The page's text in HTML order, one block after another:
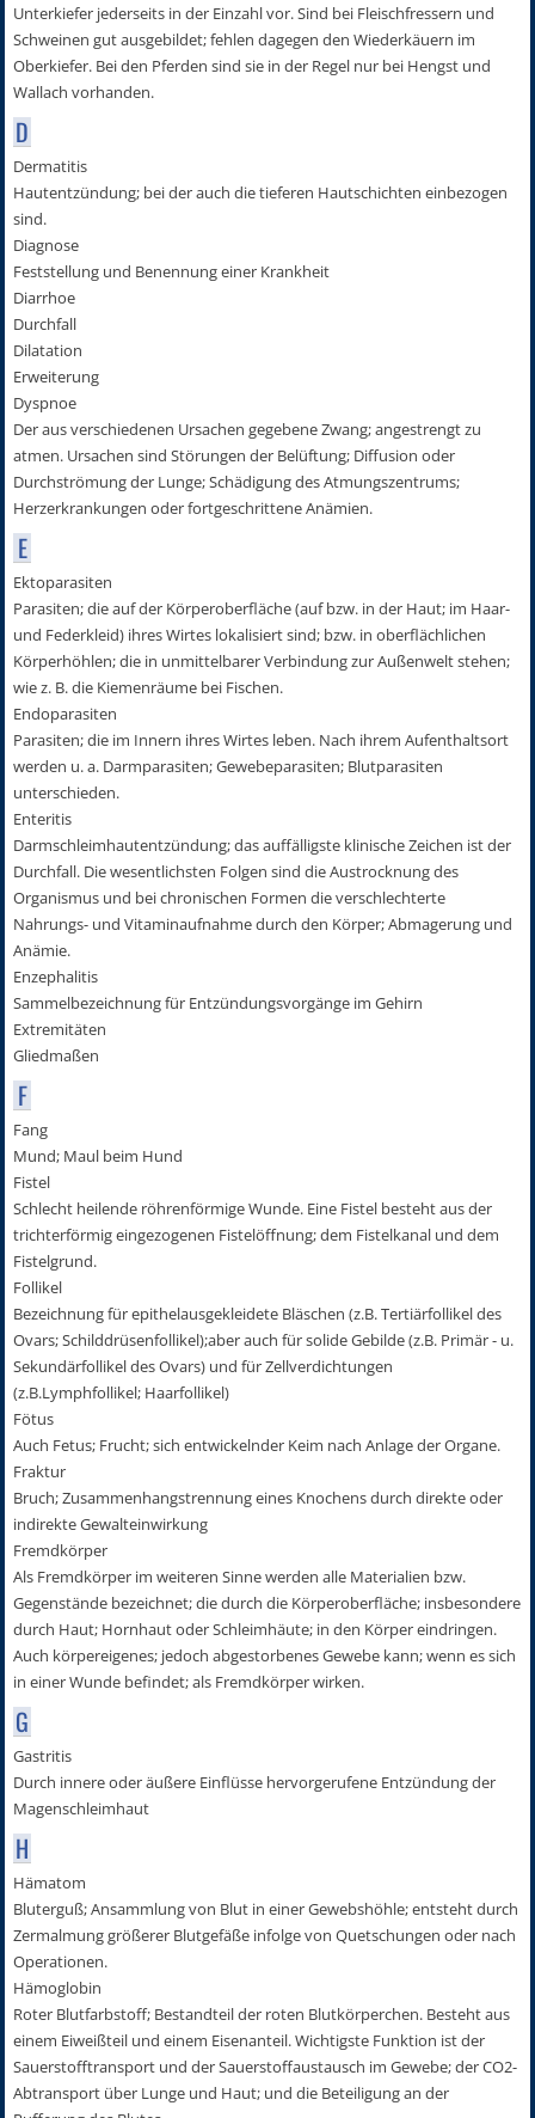
Unterkiefer jederseits in der Einzahl vor. Sind bei Fleischfressern und
Schweinen gut ausgebildet; fehlen dagegen den Wiederkäuern im
Oberkiefer. Bei den Pferden sind sie in der Regel nur bei Hengst und
Wallach vorhanden.
D
Dermatitis
Hautentzündung; bei der auch die tieferen Hautschichten einbezogen
sind.
Diagnose
Feststellung und Benennung einer Krankheit
Diarrhoe
Durchfall
Dilatation
Erweiterung
Dyspnoe
Der aus verschiedenen Ursachen gegebene Zwang; angestrengt zu
atmen. Ursachen sind Störungen der Belüftung; Diffusion oder
Durchströmung der Lunge; Schädigung des Atmungszentrums;
Herzerkrankungen oder fortgeschrittene Anämien.
E
Ektoparasiten
Parasiten; die auf der Körperoberfläche (auf bzw. in der Haut; im Haar-
und Federkleid) ihres Wirtes lokalisiert sind; bzw. in oberflächlichen
Körperhöhlen; die in unmittelbarer Verbindung zur Außenwelt stehen;
wie z. B. die Kiemenräume bei Fischen.
Endoparasiten
Parasiten; die im Innern ihres Wirtes leben. Nach ihrem Aufenthaltsort
werden u. a. Darmparasiten; Gewebeparasiten; Blutparasiten
unterschieden.
Enteritis
Darmschleimhautentzündung; das auffälligste klinische Zeichen ist der
Durchfall. Die wesentlichsten Folgen sind die Austrocknung des
Organismus und bei chronischen Formen die verschlechterte
Nahrungs- und Vitaminaufnahme durch den Körper; Abmagerung und
Anämie.
Enzephalitis
Sammelbezeichnung für Entzündungsvorgänge im Gehirn
Extremitäten
Gliedmaßen
F
Fang
Mund; Maul beim Hund
Fistel
Schlecht heilende röhrenförmige Wunde. Eine Fistel besteht aus der
trichterförmig eingezogenen Fistelöffnung; dem Fistelkanal und dem
Fistelgrund.
Follikel
Bezeichnung für epithelausgekleidete Bläschen (z.B. Tertiärfollikel des
Ovars; Schilddrüsenfollikel);aber auch für solide Gebilde (z.B. Primär - u.
Sekundärfollikel des Ovars) und für Zellverdichtungen
(z.B.Lymphfollikel; Haarfollikel)
Fötus
Auch Fetus; Frucht; sich entwickelnder Keim nach Anlage der Organe.
Fraktur
Bruch; Zusammenhangstrennung eines Knochens durch direkte oder
indirekte Gewalteinwirkung
Fremdkörper
Als Fremdkörper im weiteren Sinne werden alle Materialien bzw.
Gegenstände bezeichnet; die durch die Körperoberfläche; insbesondere
durch Haut; Hornhaut oder Schleimhäute; in den Körper eindringen.
Auch körpereigenes; jedoch abgestorbenes Gewebe kann; wenn es sich
in einer Wunde befindet; als Fremdkörper wirken.
G
Gastritis
Durch innere oder äußere Einflüsse hervorgerufene Entzündung der
Magenschleimhaut
H
Hämatom
Bluterguß; Ansammlung von Blut in einer Gewebshöhle; entsteht durch
Zermalmung größerer Blutgefäße infolge von Quetschungen oder nach
Operationen.
Hämoglobin
Roter Blutfarbstoff; Bestandteil der roten Blutkörperchen. Besteht aus
einem Eiweißteil und einem Eisenanteil. Wichtigste Funktion ist der
Sauerstofftransport und der Sauerstoffaustausch im Gewebe; der CO2-
Abtransport über Lunge und Haut; und die Beteiligung an der